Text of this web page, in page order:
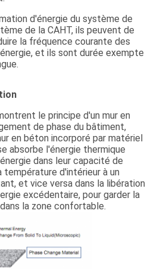
d'énergie du système de
de la CAHT, ils peuvent de
la fréquence courante des
et ils sont durée exempte
le principe d'un mur en
de phase du bâtiment,
en béton incorporé par matériel
absorbe l'énergie thermique
dans leur capacité de
d'intérieur à un
et vice versa dans la libération
excédentaire, pour garder la
la zone confortable.